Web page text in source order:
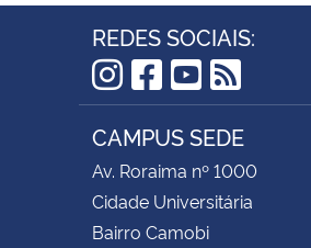
REDES SOCIAIS:
Instagram
Facebook
YouTube
RSS
CAMPUS SEDE
Av. Roraima nº 1000
Cidade Universitária
Bairro Camobi